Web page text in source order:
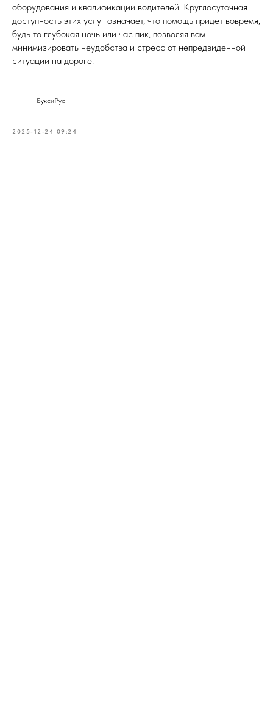
оборудования и квалификации водителей. Круглосуточная
доступность этих услуг означает, что помощь придет вовремя,
будь то глубокая ночь или час пик, позволяя вам
минимизировать неудобства и стресс от непредвиденной
ситуации на дороге.
БуксиРус
2025-12-24 09:24